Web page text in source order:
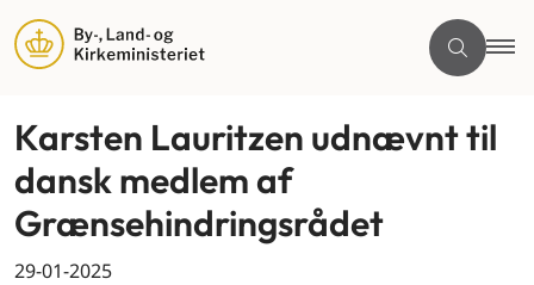
Karsten Lauritzen udnævnt til
dansk medlem af
Grænsehindringsrådet
29-01-2025